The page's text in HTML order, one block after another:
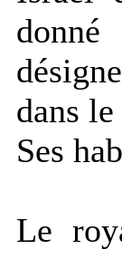
dans
Ses
Le